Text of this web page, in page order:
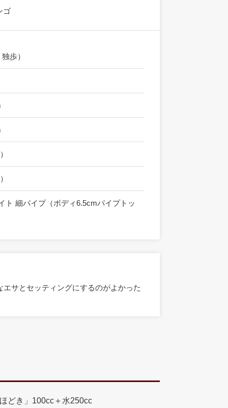
ゴ
歩）
ト 細パイプ（ボディ6.5cmパイプトッ
サとセッティングにするのがよかった
どき」100cc＋水250cc